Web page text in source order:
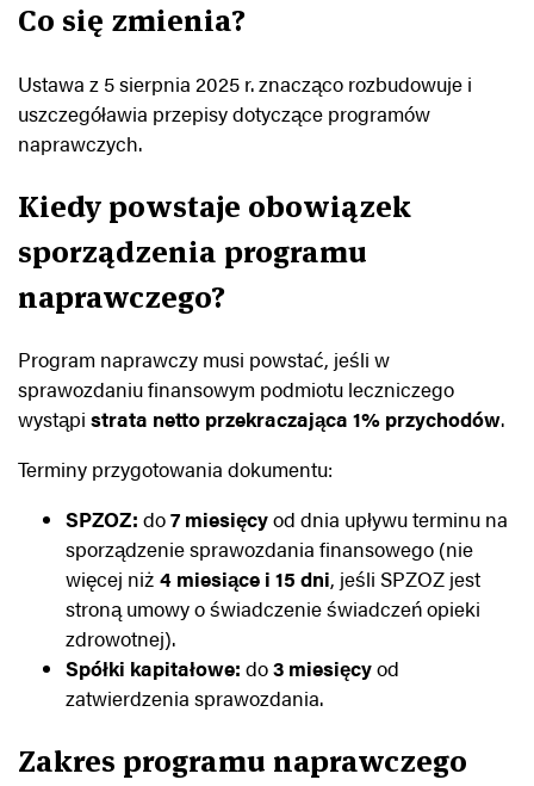
Co się zmienia?
Ustawa z 5 sierpnia 2025 r. znacząco rozbudowuje i
uszczegóławia przepisy dotyczące programów
naprawczych.
Kiedy powstaje obowiązek
sporządzenia programu
naprawczego?
Program naprawczy musi powstać, jeśli w
sprawozdaniu finansowym podmiotu leczniczego
wystąpi strata netto przekraczająca 1% przychodów.
Terminy przygotowania dokumentu:
SPZOZ: do7 miesięcyod dnia upływu terminu na
sporządzenie sprawozdania finansowego (nie
więcej niż 4 miesiące i 15 dni, jeśli SPZOZ jest
stroną umowy o świadczenie świadczeń opieki
zdrowotnej).
Spółki kapitałowe: do3 miesięcyod
zatwierdzenia sprawozdania.
Zakres programu naprawczego